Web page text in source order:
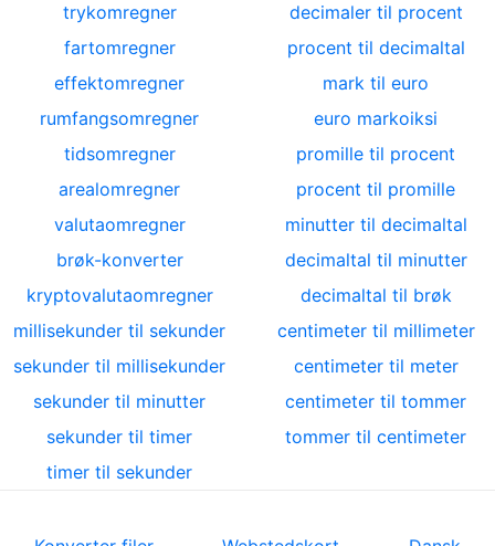
trykomregner
fartomregner
effektomregner
rumfangsomregner
tidsomregner
arealomregner
valutaomregner
brøk-konverter
kryptovalutaomregner
millisekunder til sekunder
sekunder til millisekunder
sekunder til minutter
sekunder til timer
timer til sekunder
decimaler til procent
procent til decimaltal
mark til euro
euro markoiksi
promille til procent
procent til promille
minutter til decimaltal
decimaltal til minutter
decimaltal til brøk
centimeter til millimeter
centimeter til meter
centimeter til tommer
tommer til centimeter